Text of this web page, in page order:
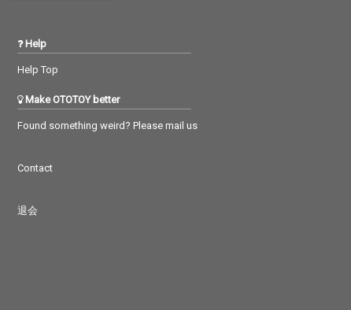
Help
Help Top
Make OTOTOY better
Found something weird? Please mail us
Contact
退会